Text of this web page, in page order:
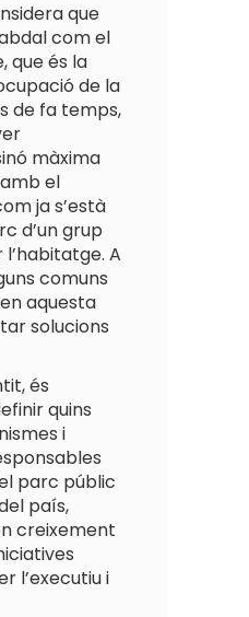
que
com el
que és la
de la
de fa temps,
màxima
el
ja s’està
d’un grup
A
comuns
aquesta
solucions
és
quins
i
parc públic
país,
creixement
l’executiu i